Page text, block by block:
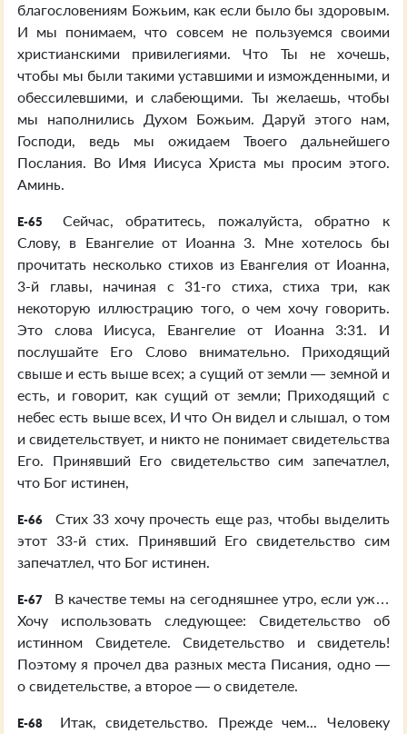
благословениям Божьим, как если было бы здоровым.
И мы понимаем, что совсем не пользуемся своими
христианскими привилегиями. Что Ты не хочешь,
чтобы мы были такими уставшими и изможденными, и
обессилевшими, и слабеющими. Ты желаешь, чтобы
мы наполнились Духом Божьим. Даруй этого нам,
Господи, ведь мы ожидаем Твоего дальнейшего
Послания. Во Имя Иисуса Христа мы просим этого.
Аминь.
E-65
Сейчас, обратитесь, пожалуйста, обратно к
Слову, в Евангелие от Иоанна 3. Мне хотелось бы
прочитать несколько стихов из Евангелия от Иоанна,
3-й главы, начиная с 31-го стиха, стиха три, как
некоторую иллюстрацию того, о чем хочу говорить.
Это слова Иисуса, Евангелие от Иоанна 3:31. И
послушайте Его Слово внимательно. Приходящий
свыше и есть выше всех; а сущий от земли — земной и
есть, и говорит, как сущий от земли; Приходящий с
небес есть выше всех, И что Он видел и слышал, о том
и свидетельствует, и никто не понимает свидетельства
Его. Принявший Его свидетельство сим запечатлел,
что Бог истинен,
E-66
Стих 33 хочу прочесть еще раз, чтобы выделить
этот 33-й стих. Принявший Его свидетельство сим
запечатлел, что Бог истинен.
E-67
В качестве темы на сегодняшнее утро, если уж…
Хочу использовать следующее: Свидетельство об
истинном Свидетеле. Свидетельство и свидетель!
Поэтому я прочел два разных места Писания, одно —
о свидетельстве, а второе — о свидетеле.
E-68
Итак, свидетельство. Прежде чем... Человеку